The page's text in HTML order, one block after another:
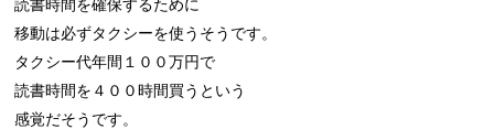
読書時間を確保するために
移動は必ずタクシーを使うそうです。
タクシー代年間１００万円で
読書時間を４００時間買うという
感覚だそうです。